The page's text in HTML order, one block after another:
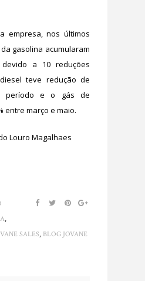
empresa, nos últimos
gasolina acumularam
a 10 reduções
teve redução de
período e o gás de
entre março e maio.
Louro Magalhaes
SALES BLOG JOVANE